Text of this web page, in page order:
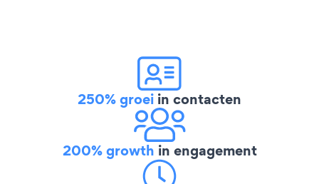
250% groei in contacten
200% growth in engagement